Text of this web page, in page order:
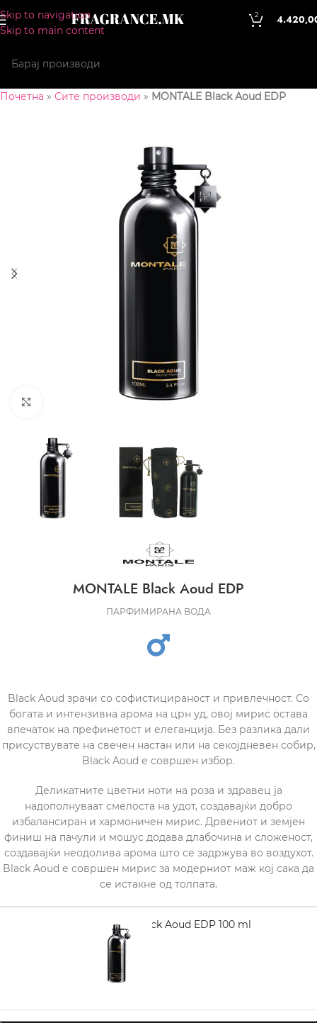
Skip to navigation
Skip to main content
2
Почетна » Сите производи » MONTALE Black Aoud EDP
MONTALE Black Aoud EDP
ПАРФИМИРАНА ВОДА
Black Aoud зрачи со софистицираност и привлечност. Со
богата и интензивна арома на црн уд, овој мирис остава
впечаток на префинетост и елеганција. Без разлика дали
присуствувате на свечен настан или на секојдневен собир,
Black Aoud е совршен избор.
Деликатните цветни ноти на роза и здравец ја
надополнуваат смелоста на удот, создавајќи добро
избалансиран и хармоничен мирис. Дрвениот и земјен
финиш на пачули и мошус додава длабочина и сложеност,
создавајќи неодолива арома што се задржува во воздухот.
Black Aoud е совршен мирис за модерниот маж кој сака да
се истакне од толпата.
MONTALE Black Aoud EDP 100 ml